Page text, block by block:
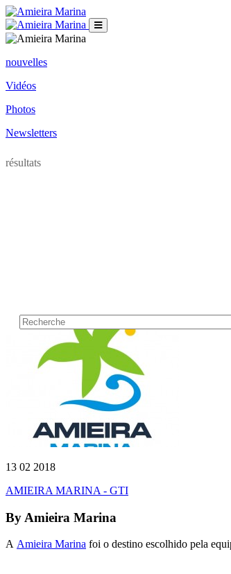
nouvelles
Vidéos
Photos
Newsletters
résultats
13 02 2018
AMIEIRA MARINA - GTI
By Amieira Marina
A Amieira Marina foi o destino escolhido pela